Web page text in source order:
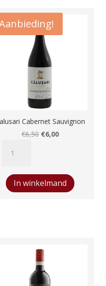
populariteit
Cabernet Sauvignon
€6,50 Oorspronkelijke
€6,00Huidige
Cabernet
aantalIn winkelmand